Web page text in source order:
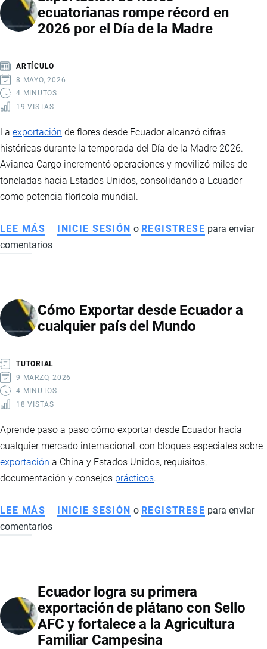
POR
SEIS
ecuatorianas rompe récord en
2026 por el Día de la Madre
ARTÍCULO
8 MAYO, 2026
4 MINUTOS
19 VISTAS
La exportación de flores desde Ecuador alcanzó cifras
históricas durante la temporada del Día de la Madre 2026.
Avianca Cargo incrementó operaciones y movilizó miles de
toneladas hacia Estados Unidos, consolidando a Ecuador
como potencia florícola mundial.
LEE MÁS SOBRE
EXPORTACIÓN
ROMPE
RÉCORD
POR
EL
DÍA
INICIE SESIÓN o REGISTRESE para enviar
comentarios
Cómo Exportar desde Ecuador a
cualquier país del Mundo
TUTORIAL
9 MARZO, 2026
4 MINUTOS
18 VISTAS
Aprende paso a paso cómo exportar desde Ecuador hacia
cualquier mercado internacional, con bloques especiales sobre
exportación a China y Estados Unidos, requisitos,
documentación y consejos prácticos.
LEE MÁS SOBRE
CÓMO
A
CUALQUIER
PAÍS
DEL
INICIE SESIÓN o REGISTRESE para enviar
comentarios
Ecuador logra su primera
exportación de plátano con Sello
AFC y fortalece a la Agricultura
Familiar Campesina